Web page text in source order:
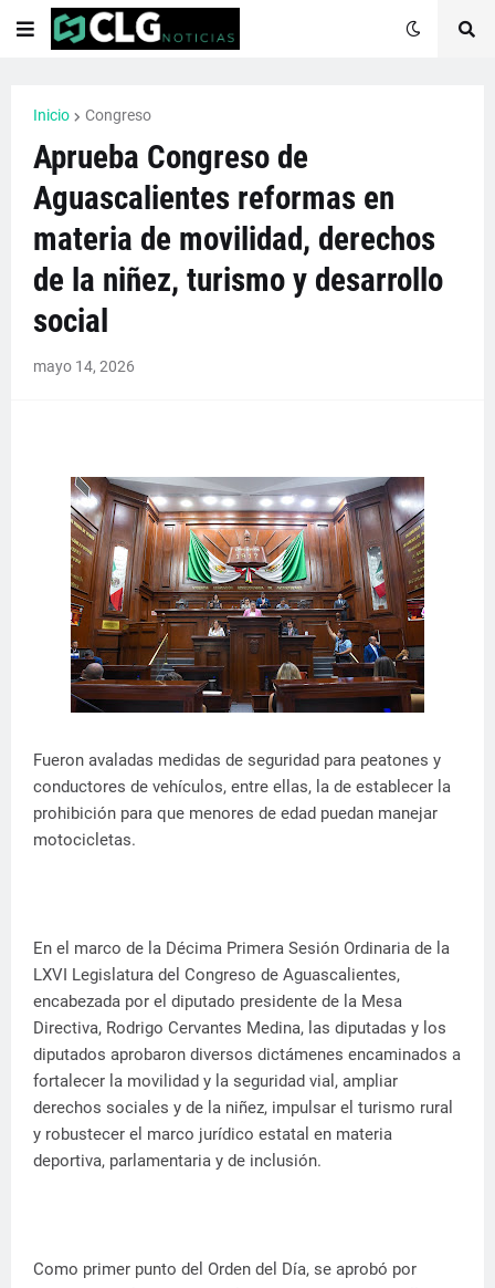
Inicio Congreso
Aprueba Congreso de
Aguascalientes reformas en
materia de movilidad, derechos
de la niñez, turismo y desarrollo
social
mayo 14, 2026
Fueron avaladas medidas de seguridad para peatones y
conductores de vehículos, entre ellas, la de establecer la
prohibición para que menores de edad puedan manejar
motocicletas.
En el marco de la Décima Primera Sesión Ordinaria de la
LXVI Legislatura del Congreso de Aguascalientes,
encabezada por el diputado presidente de la Mesa
Directiva, Rodrigo Cervantes Medina, las diputadas y los
diputados aprobaron diversos dictámenes encaminados a
fortalecer la movilidad y la seguridad vial, ampliar
derechos sociales y de la niñez, impulsar el turismo rural
y robustecer el marco jurídico estatal en materia
deportiva, parlamentaria y de inclusión.
Como primer punto del Orden del Día, se aprobó por